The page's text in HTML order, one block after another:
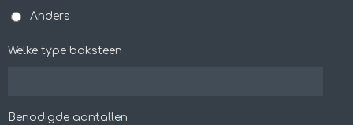
Anders
Welke type baksteen
Benodigde aantallen